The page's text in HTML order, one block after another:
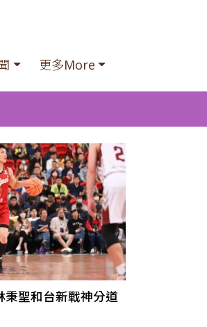
更多More
聖和台新戰神分道